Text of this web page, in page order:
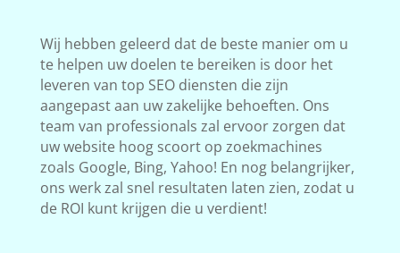
Wij hebben geleerd dat de beste manier om u
te helpen uw doelen te bereiken is door het
leveren van top SEO diensten die zijn
aangepast aan uw zakelijke behoeften. Ons
team van professionals zal ervoor zorgen dat
uw website hoog scoort op zoekmachines
zoals Google, Bing, Yahoo! En nog belangrijker,
ons werk zal snel resultaten laten zien, zodat u
de ROI kunt krijgen die u verdient!